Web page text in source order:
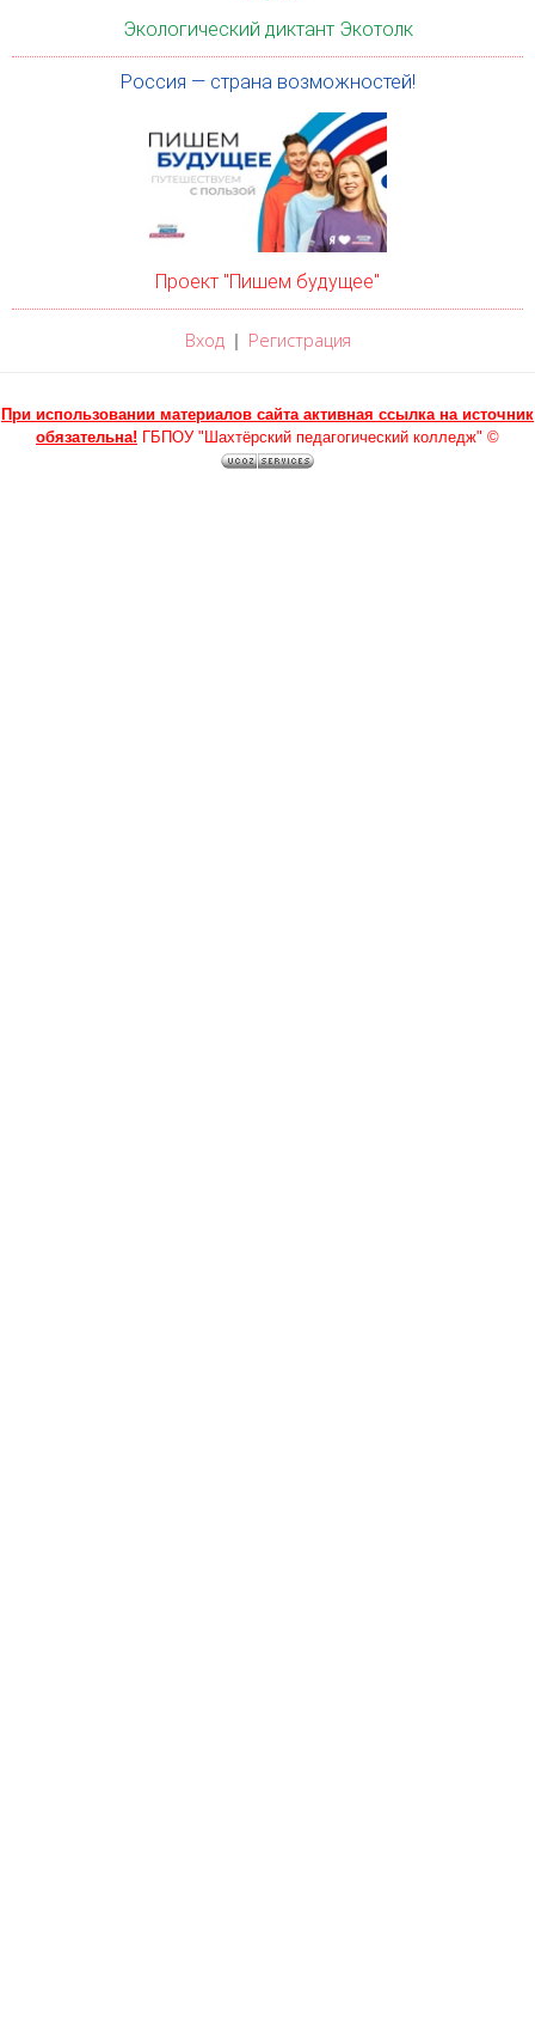
Экологический диктант Экотолк
Россия — страна возможностей!
Проект "Пишем будущее"
Вход| Регистрация
При использовании материалов сайта активная ссылка на источник
обязательна! ГБПОУ "Шахтёрский педагогический колледж" ©